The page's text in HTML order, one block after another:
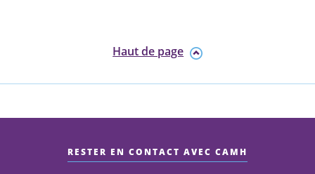
Haut de page
RESTER EN CONTACT AVEC CAMH